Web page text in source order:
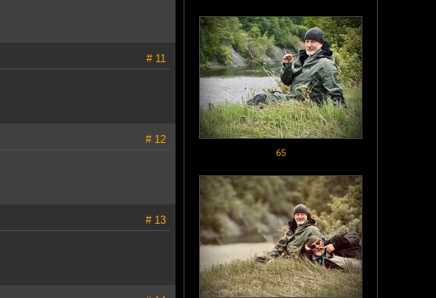
65
# 11
# 12
# 13